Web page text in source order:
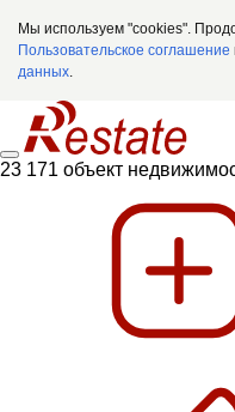
Мы используем "cookies".
Пользовательское соглашение
данных.
23 171 объект